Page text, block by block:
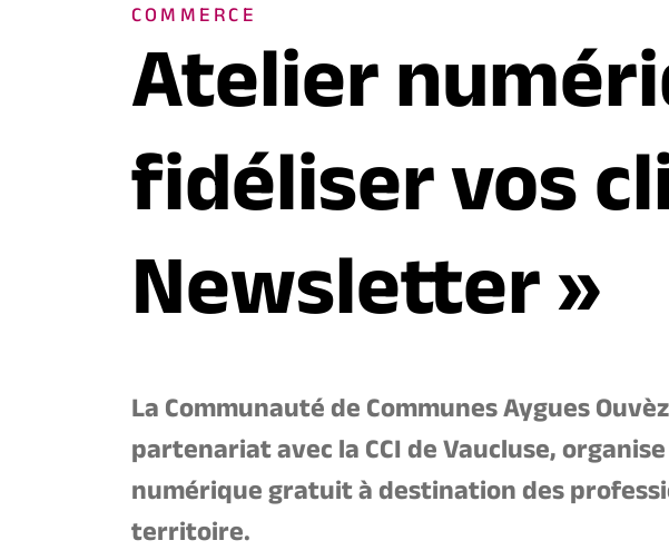
COMMERCE
Atelier
fidéliser vos
Newsletter »
La Communauté de Communes Aygues
partenariat avec la CCI de Vaucluse,
numérique gratuit à destination des
territoire.